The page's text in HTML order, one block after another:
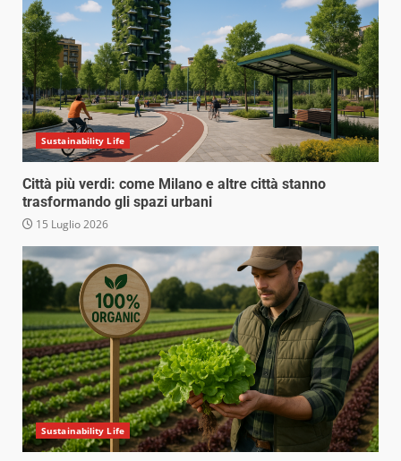
Sustainability Life
Città più verdi: come Milano e altre città stanno
trasformando gli spazi urbani
15 Luglio 2026
Sustainability Life